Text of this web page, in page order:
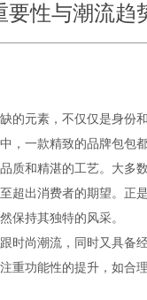
要性与潮流趋
的元素，不仅仅是身份
，一款精致的品牌包包
质和精湛的工艺。大多
超出消费者的期望。正
保持其独特的风采。
时尚潮流，同时又具备
重功能性的提升，如合